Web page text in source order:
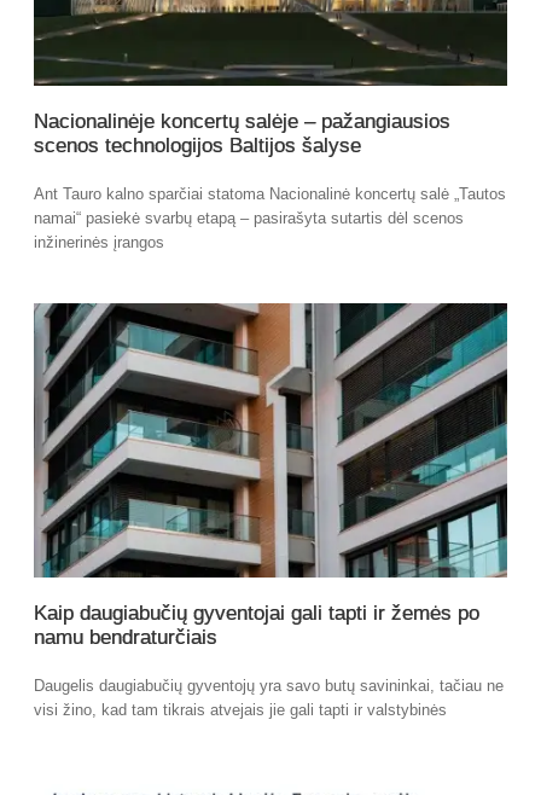
Nacionalinėje koncertų salėje – pažangiausios
scenos technologijos Baltijos šalyse
Ant Tauro kalno sparčiai statoma Nacionalinė koncertų salė „Tautos
namai“ pasiekė svarbų etapą – pasirašyta sutartis dėl scenos
inžinerinės įrangos
Kaip daugiabučių gyventojai gali tapti ir žemės po
namu bendraturčiais
Daugelis daugiabučių gyventojų yra savo butų savininkai, tačiau ne
visi žino, kad tam tikrais atvejais jie gali tapti ir valstybinės